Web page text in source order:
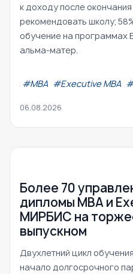
к доходу после
рекомендовать школу;
обучение на программах
альма-матер.
#МВА #Executive MBA
06.08.2026
Более 70
дипломы MBA и
МИРБИС на
выпускном
Двухлетний цикл
начало долгосрочного